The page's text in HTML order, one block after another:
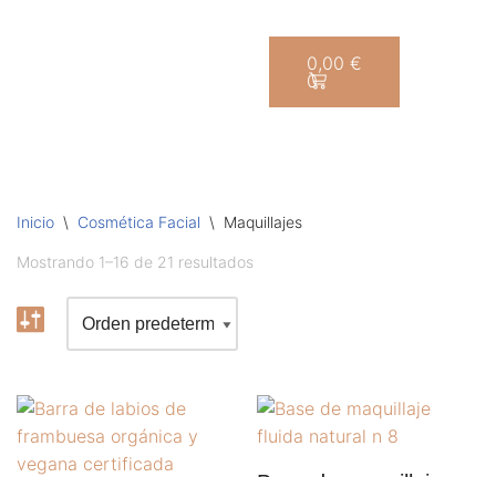
0,00 €
0
Inicio \ Cosmética Facial \ Maquillajes
Mostrando 1–16 de 21 resultados